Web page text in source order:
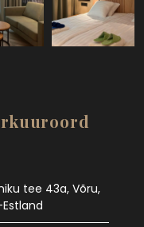
tee 43a, Võru,